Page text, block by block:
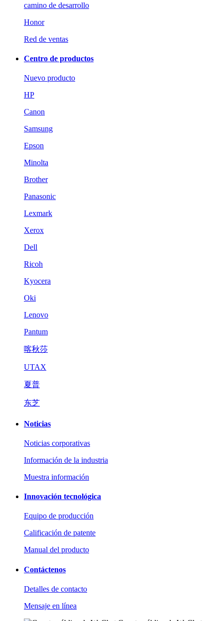
camino de desarrollo
Honor
Red de ventas
Centro de productos
Nuevo producto
HP
Canon
Samsung
Epson
Minolta
Brother
Panasonic
Lexmark
Xerox
Dell
Ricoh
Kyocera
Oki
Lenovo
Pantum
喀秋莎
UTAX
夏普
东芝
Noticias
Noticias corporativas
Información de la industria
Muestra información
Innovación tecnológica
Equipo de producción
Calificación de patente
Manual del producto
Contáctenos
Detalles de contacto
Mensaje en línea